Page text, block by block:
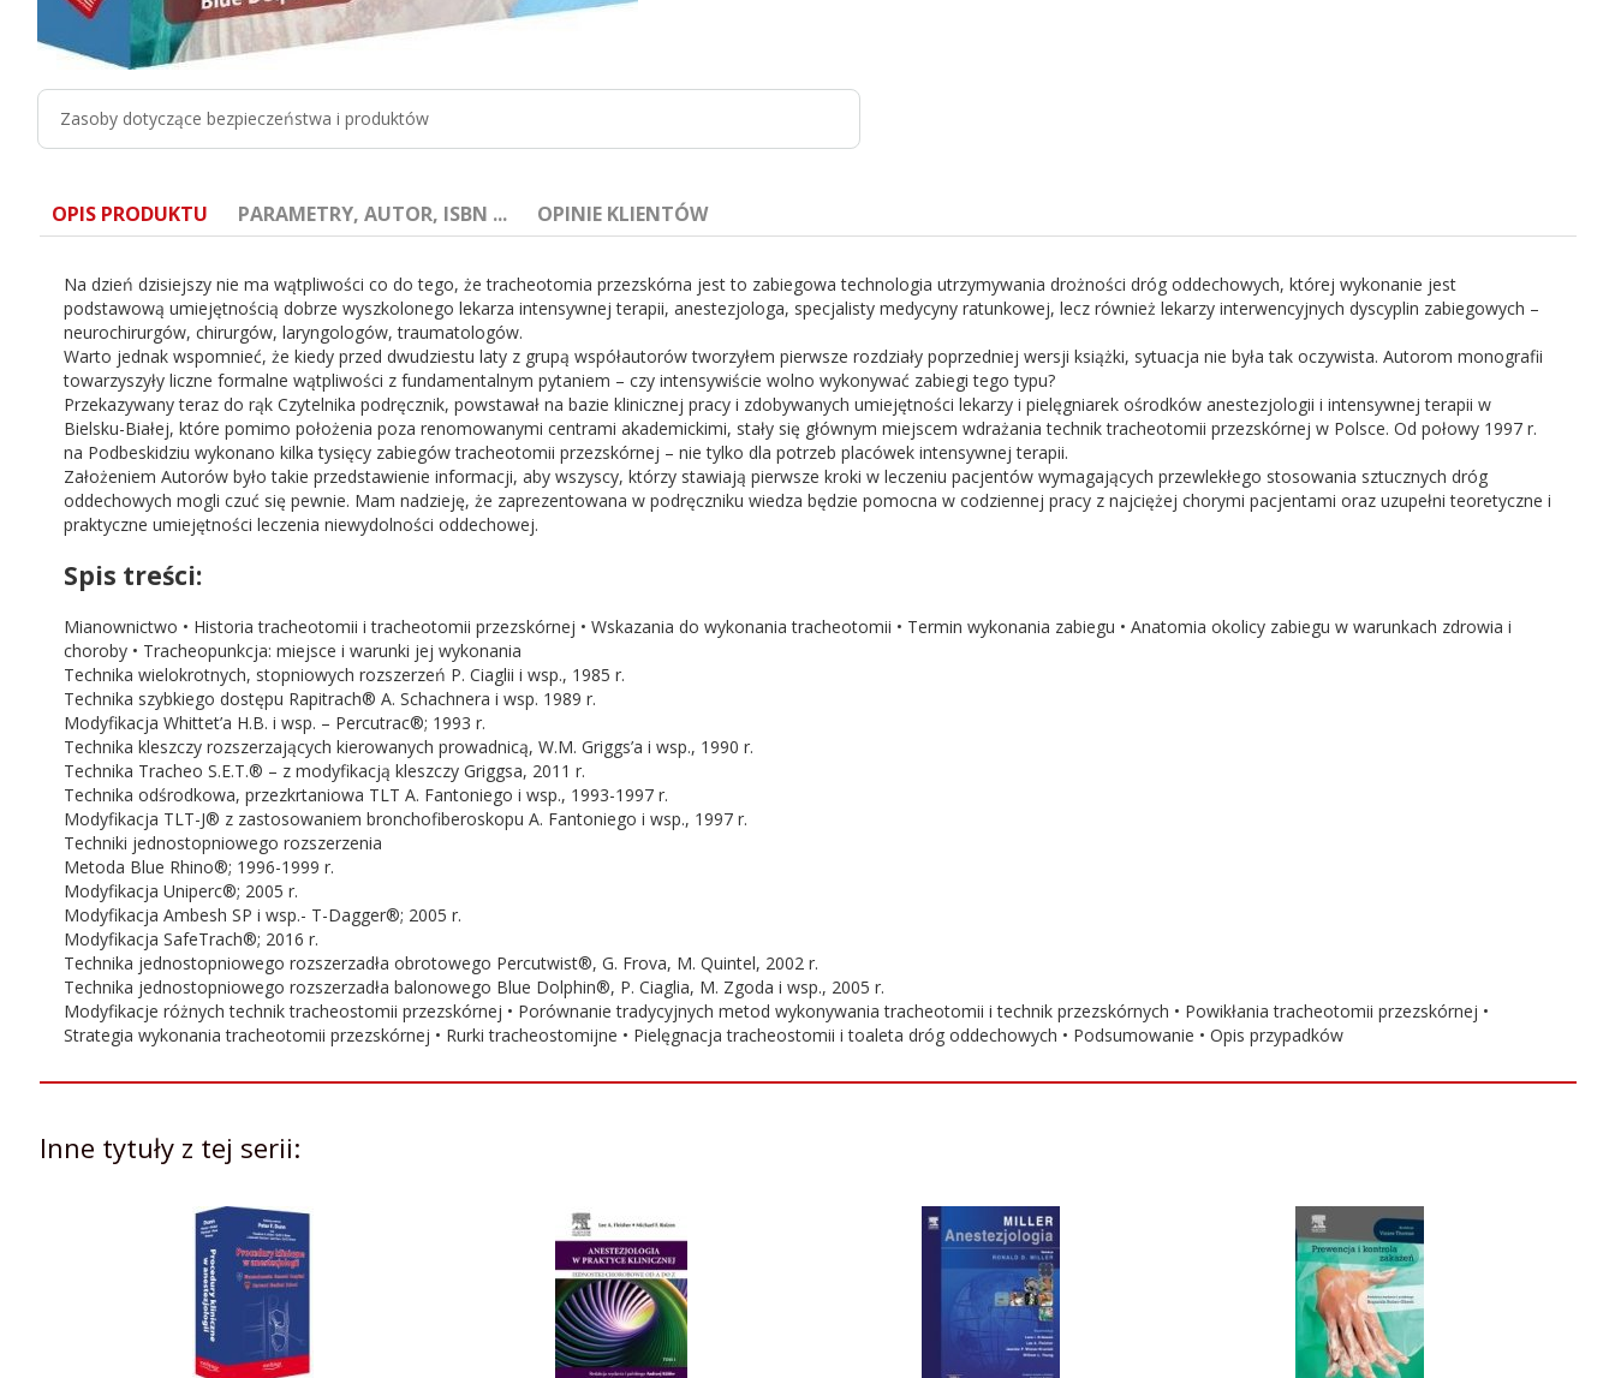
Zasoby dotyczące bezpieczeństwa i produktów
OPIS PRODUKTU PARAMETRY, AUTOR, ISBN ... OPINIE KLIENTÓW
Na dzień dzisiejszy nie ma wątpliwości co do tego, że tracheotomia przezskórna jest to zabiegowa technologia utrzymywania drożności dróg oddechowych, której wykonanie jest
podstawową umiejętnością dobrze wyszkolonego lekarza intensywnej terapii, anestezjologa, specjalisty medycyny ratunkowej, lecz również lekarzy interwencyjnych dyscyplin zabiegowych –
neurochirurgów, chirurgów, laryngologów, traumatologów.
Warto jednak wspomnieć, że kiedy przed dwudziestu laty z grupą współautorów tworzyłem pierwsze rozdziały poprzedniej wersji książki, sytuacja nie była tak oczywista. Autorom monografii
towarzyszyły liczne formalne wątpliwości z fundamentalnym pytaniem – czy intensywiście wolno wykonywać zabiegi tego typu?
Przekazywany teraz do rąk Czytelnika podręcznik, powstawał na bazie klinicznej pracy i zdobywanych umiejętności lekarzy i pielęgniarek ośrodków anestezjologii i intensywnej terapii w
Bielsku-Białej, które pomimo położenia poza renomowanymi centrami akademickimi, stały się głównym miejscem wdrażania technik tracheotomii przezskórnej w Polsce. Od połowy 1997 r.
na Podbeskidziu wykonano kilka tysięcy zabiegów tracheotomii przezskórnej – nie tylko dla potrzeb placówek intensywnej terapii.
Założeniem Autorów było takie przedstawienie informacji, aby wszyscy, którzy stawiają pierwsze kroki w leczeniu pacjentów wymagających przewlekłego stosowania sztucznych dróg
oddechowych mogli czuć się pewnie. Mam nadzieję, że zaprezentowana w podręczniku wiedza będzie pomocna w codziennej pracy z najciężej chorymi pacjentami oraz uzupełni teoretyczne i
praktyczne umiejętności leczenia niewydolności oddechowej.
Spis treści:
Mianownictwo • Historia tracheotomii i tracheotomii przezskórnej • Wskazania do wykonania tracheotomii • Termin wykonania zabiegu • Anatomia okolicy zabiegu w warunkach zdrowia i
choroby • Tracheopunkcja: miejsce i warunki jej wykonania
Technika wielokrotnych, stopniowych rozszerzeń P. Ciaglii i wsp., 1985 r.
Technika szybkiego dostępu Rapitrach® A. Schachnera i wsp. 1989 r.
Modyfikacja Whittet’a H.B. i wsp. – Percutrac®; 1993 r.
Technika kleszczy rozszerzających kierowanych prowadnicą, W.M. Griggs’a i wsp., 1990 r.
Technika Tracheo S.E.T.® – z modyfikacją kleszczy Griggsa, 2011 r.
Technika odśrodkowa, przezkrtaniowa TLT A. Fantoniego i wsp., 1993-1997 r.
Modyfikacja TLT-J® z zastosowaniem bronchofiberoskopu A. Fantoniego i wsp., 1997 r.
Techniki jednostopniowego rozszerzenia
Metoda Blue Rhino®; 1996-1999 r.
Modyfikacja Uniperc®; 2005 r.
Modyfikacja Ambesh SP i wsp.- T-Dagger®; 2005 r.
Modyfikacja SafeTrach®; 2016 r.
Technika jednostopniowego rozszerzadła obrotowego Percutwist®, G. Frova, M. Quintel, 2002 r.
Technika jednostopniowego rozszerzadła balonowego Blue Dolphin®, P. Ciaglia, M. Zgoda i wsp., 2005 r.
Modyfikacje różnych technik tracheostomii przezskórnej • Porównanie tradycyjnych metod wykonywania tracheotomii i technik przezskórnych • Powikłania tracheotomii przezskórnej •
Strategia wykonania tracheotomii przezskórnej • Rurki tracheostomijne • Pielęgnacja tracheostomii i toaleta dróg oddechowych • Podsumowanie • Opis przypadków
Autor: Dariusz Maciejewski
Wydanie: 1
Rok wydania: 2019
Format:
Liczba stron: 145
Oprawa: miękka
Inne tytuły z tej serii: